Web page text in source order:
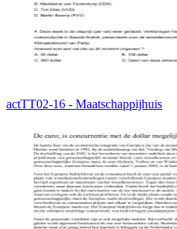
actTT02-16 - Maatschappijhuis